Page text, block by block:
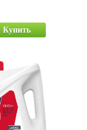
Купить